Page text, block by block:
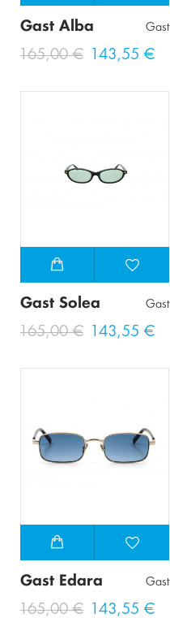
Gast Alba Gast
165,00 € 143,55 €
Gast Solea Gast
165,00 € 143,55 €
Gast Edara Gast
165,00 € 143,55 €